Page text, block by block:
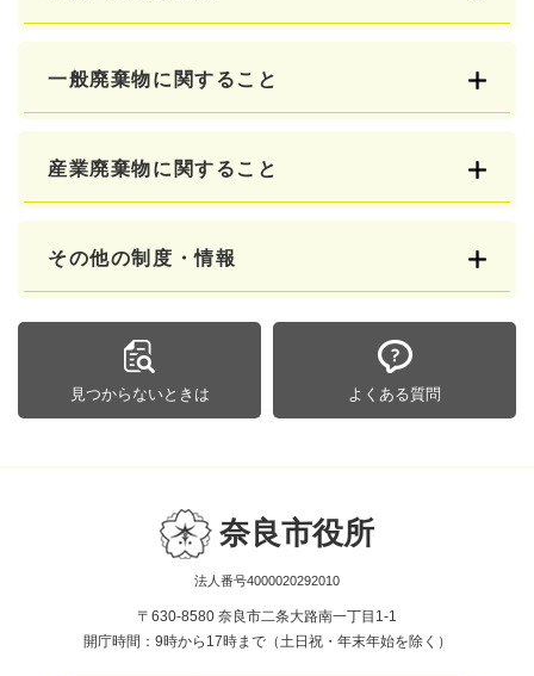
一般廃棄物に関すること
産業廃棄物に関すること
その他の制度・情報
見つからないときは よくある質問
奈良市役所
法人番号4000020292010
〒630-8580 奈良市二条大路南一丁目1-1
開庁時間：9時から17時まで（土日祝・年末年始を除く）